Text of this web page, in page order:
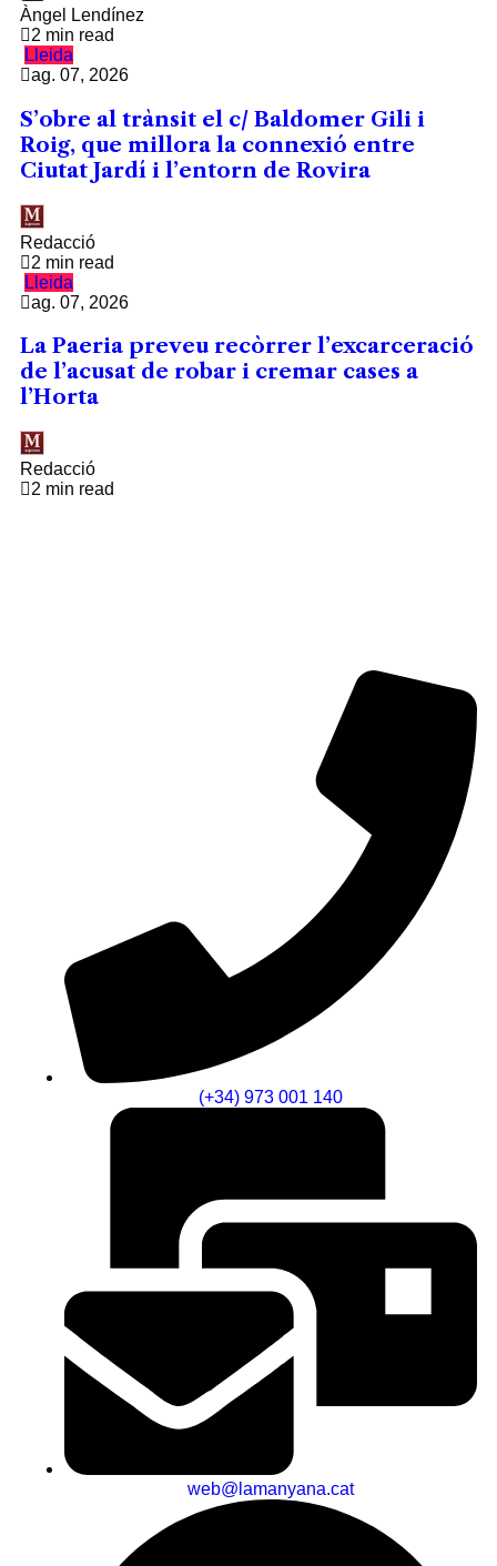
Àngel Lendínez
2 min read
Lleida
ag. 07, 2026
S’obre al trànsit el c/ Baldomer Gili i
Roig, que millora la connexió entre
Ciutat Jardí i l’entorn de Rovira
Redacció
2 min read
Lleida
ag. 07, 2026
La Paeria preveu recòrrer l’excarceració
de l’acusat de robar i cremar cases a
l’Horta
Redacció
2 min read
(+34) 973 001 140
web@lamanyana.cat